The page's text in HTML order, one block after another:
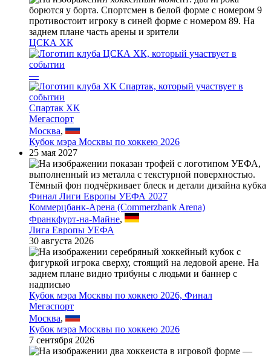
ЦСКА ХК
—
Спартак ХК
Мегаспорт
Москва,
Кубок мэра Москвы по хоккею 2026
25 мая 2027
Финал Лиги Европы УЕФА 2027
Коммерцбанк-Арена (Commerzbank Arena)
Франкфурт-на-Майне,
Лига Европы УЕФА
30 августа 2026
Кубок мэра Москвы по хоккею 2026, Финал
Мегаспорт
Москва,
Кубок мэра Москвы по хоккею 2026
7 сентября 2026